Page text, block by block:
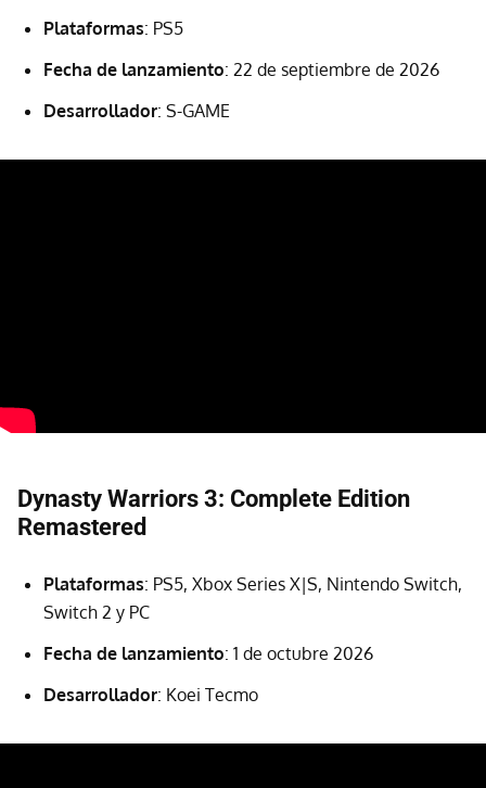
Plataformas: PS5
Fecha de lanzamiento: 22 de septiembre de 2026
Desarrollador: S-GAME
Dynasty Warriors 3: Complete Edition
Remastered
Plataformas: PS5, Xbox Series X|S, Nintendo Switch,
Switch 2 y PC
Fecha de lanzamiento: 1 de octubre 2026
Desarrollador: Koei Tecmo